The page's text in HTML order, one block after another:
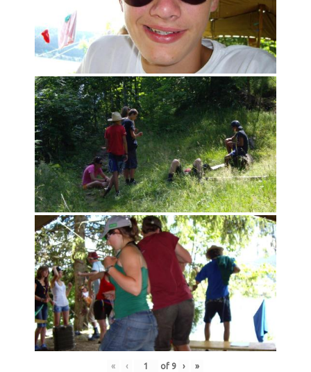
« ‹ of 9 › »